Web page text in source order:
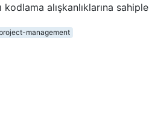
alışkanlıklarına
project-management